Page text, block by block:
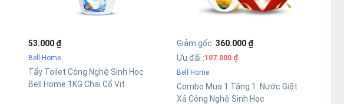
53.000 ₫
Bell Home
Tẩy Toilet Công Nghệ Sinh Học
Bell Home 1KG Chai Cổ Vịt
Giảm gốc: 360.000 ₫
Ưu đãi :107.000 ₫
Bell Home
Combo Mua 1 Tặng 1: Nước Giặt
Xả Công Nghệ Sinh Học